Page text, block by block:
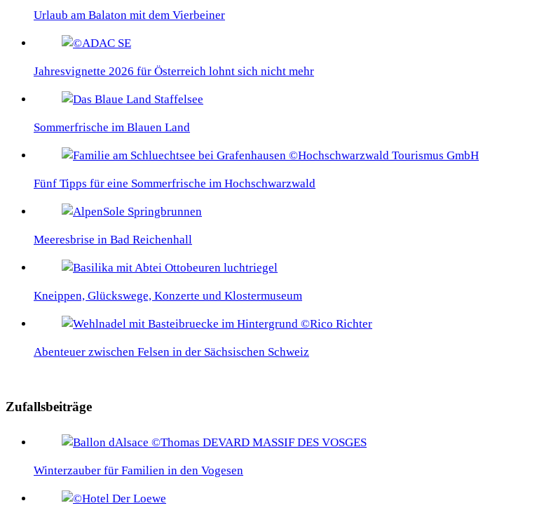
Urlaub am Balaton mit dem Vierbeiner
Jahresvignette 2026 für Österreich lohnt sich nicht mehr
Sommerfrische im Blauen Land
Fünf Tipps für eine Sommerfrische im Hochschwarzwald
Meeresbrise in Bad Reichenhall
Kneippen, Glückswege, Konzerte und Klostermuseum
Abenteuer zwischen Felsen in der Sächsischen Schweiz
Zufallsbeiträge
Winterzauber für Familien in den Vogesen